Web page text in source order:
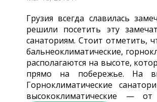
Грузия всегда славилась
решили посетить эту
санаториям. Стоит отметить,
бальнеоклиматические,
располагаются на высоте,
прямо на побережье. На
Горноклиматические
высококлиматические —